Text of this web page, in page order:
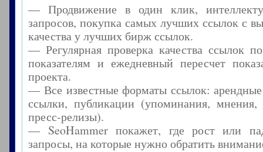
— Продвижение в один клик,
запросов, покупка самых лучших ссылок с
качества у лучших бирж ссылок.
— Регулярная проверка качества ссылок
показателям и ежедневный пересчет
проекта.
— Все известные форматы ссылок:
ссылки, публикации (упоминания, мнения,
пресс-релизы).
— SeoHammer покажет, где рост или
запросы, на которые нужно обратить